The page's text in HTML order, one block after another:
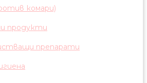
комари)
продукти
препарати